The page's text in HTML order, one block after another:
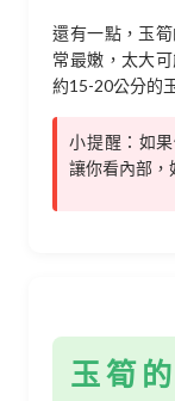
還有一點，玉
常最嫩，太大
約15-20公分的
小提醒：如
讓你看內部，
玉筍